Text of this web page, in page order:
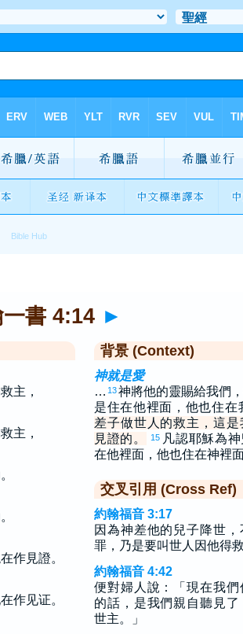
書 4:14 ►
主，
主，
作見證。
作见证。
背景 (Context)
神就是愛
… 13神將他的靈賜給我們
是住在他裡面，他也住在
差子做世人的救主，這
見證的。
15 凡認耶穌為
在他裡面，他也住在神裡
交叉引用 (Cross Ref)
約翰福音 3:17
因為神差他的兒子降世
罪，乃是要叫世人因他得救
約翰福音 4:42
便對婦人說：「現在我
的話，是我們親自聽見
世主。」